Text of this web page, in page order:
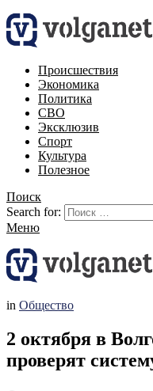
Происшествия
Экономика
Политика
СВО
Эксклюзив
Спорт
Культура
Полезное
Поиск
Search for:
Меню
in Общество
2 октября в
проверят